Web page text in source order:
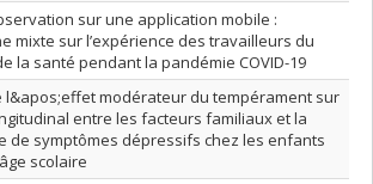
sur une application mobile :
mixte sur l’expérience des travailleurs du
la santé pendant la pandémie COVID-19
l&apos;effet modérateur du tempérament sur
entre les facteurs familiaux et la
de symptômes dépressifs chez les enfants
scolaire